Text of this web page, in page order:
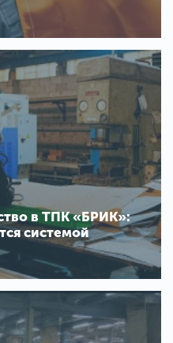
в ТПК «БРИК»:
системой